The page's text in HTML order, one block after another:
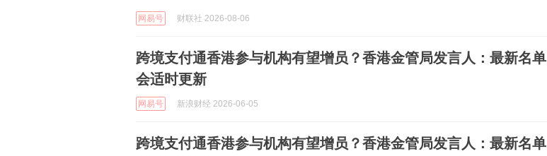
网易号 财联社 2026-08-06
跨境支付通香港参与机构有望增员？香港金管局发言人：最新名单
会适时更新
网易号 新浪财经 2026-06-05
跨境支付通香港参与机构有望增员？香港金管局发言人：最新名单